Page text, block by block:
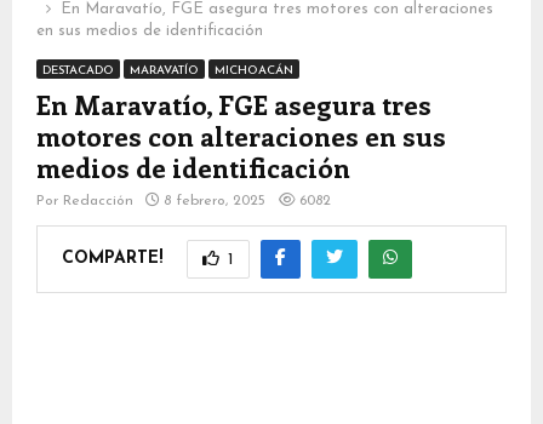
En Maravatío, FGE asegura tres motores con alteraciones
en sus medios de identificación
DESTACADO MARAVATÍO MICHOACÁN
En Maravatío, FGE asegura tres
motores con alteraciones en sus
medios de identificación
Por Redacción 8 febrero, 2025 6082
COMPARTE! 1